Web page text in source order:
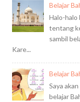
Belajar
Halo-halo
tentang
sambil
Kare...
Belajar
Saya
belajar